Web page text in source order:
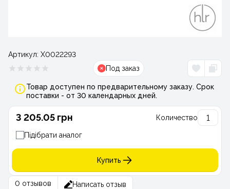
Артикул: Х0022293
Под заказ
Товар доступен по предварительному заказу. Срок
поставки - от 30 календарных дней.
3 205.05 грн Количество
Підібрати аналог
Купить
0 отзывов Написать отзыв